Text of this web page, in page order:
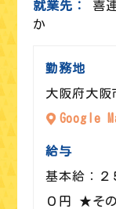
就業先
喜
か
勤務地
大阪府大阪
Google
給与
基本給：２
０円 ★そ